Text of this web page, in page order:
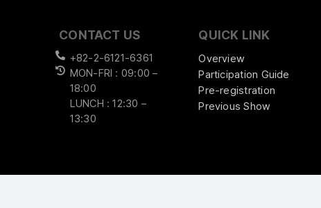
CONTACT US
+82-2-6121-6361
MON-FRI : 09:00 –
18:00
LUNCH : 12:30 –
13:30
QUICK LINK
Overview
Participation Guide
Pre-registration
Previous Show